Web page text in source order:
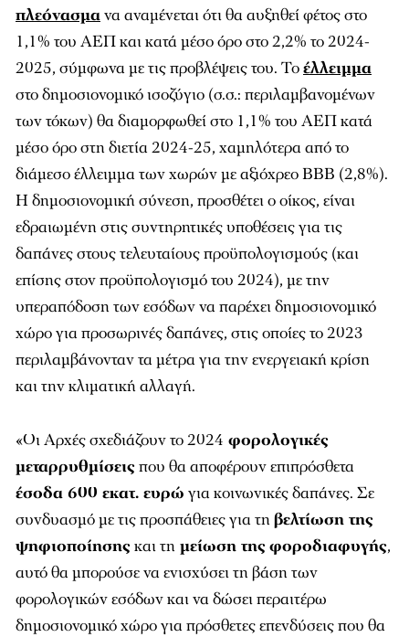
πλεόνασμανα αναμένεται ότι θα αυξηθεί φέτος στο
1,1% του ΑΕΠ και κατά μέσο όρο στο 2,2% το 2024-
2025, σύμφωνα με τις προβλέψεις του. Τοέλλειμμα
στο δημοσιονομικό ισοζύγιο (σ.σ.: περιλαμβανομένων
των τόκων) θα διαμορφωθεί στο 1,1% του ΑΕΠ κατά
μέσο όρο στη διετία 2024-25, χαμηλότερα από το
διάμεσο έλλειμμα των χωρών με αξιόχρεο ΒΒΒ (2,8%).
Η δημοσιονομική σύνεση, προσθέτει ο οίκος, είναι
εδραιωμένη στις συντηρητικές υποθέσεις για τις
δαπάνες στους τελευταίους προϋπολογισμούς (και
επίσης στον προϋπολογισμό του 2024), με την
υπεραπόδοση των εσόδων να παρέχει δημοσιονομικό
χώρο για προσωρινές δαπάνες, στις οποίες το 2023
περιλαμβάνονταν τα μέτρα για την ενεργειακή κρίση
και την κλιματική αλλαγή.
«Οι Αρχές σχεδιάζουν το 2024 φορολογικές
μεταρρυθμίσειςπου θα αποφέρουν επιπρόσθετα
έσοδα 600 εκατ. ευρώ για κοινωνικές δαπάνες. Σε
συνδυασμό με τις προσπάθειες για τηβελτίωση της
ψηφιοποίησηςκαι τη μείωση τηςφοροδιαφυγής,
αυτό θα μπορούσε να ενισχύσει τη βάση των
φορολογικών εσόδων και να δώσει περαιτέρω
δημοσιονομικό χώρο για πρόσθετες επενδύσεις που θα